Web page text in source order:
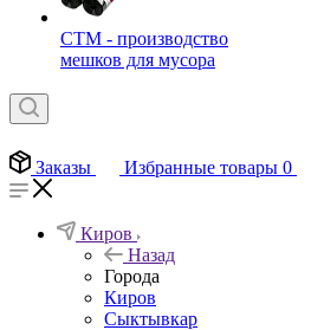
СТМ - производство
мешков для мусора
Заказы Избранные товары 0
Киров
Назад
Города
Киров
Сыктывкар